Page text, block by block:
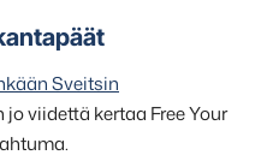
Sveitsin
viidettä kertaa Free Your